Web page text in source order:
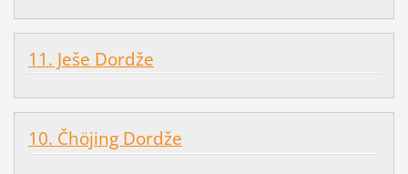
11. Ješe Dordže
10. Čhöjing Dordže